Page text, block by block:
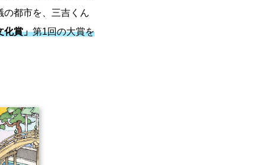
の都市を、三吉くん
化賞」第1回の大賞を